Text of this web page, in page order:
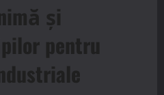
și
pentru